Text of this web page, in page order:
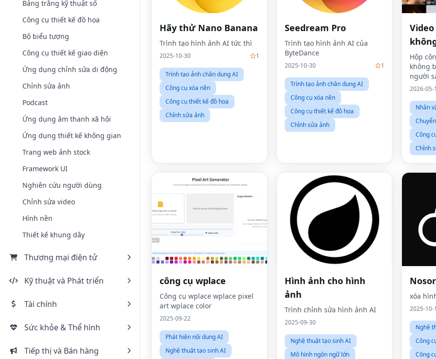
Bảng trắng kỹ thuật số
Công cụ thiết kế đồ họa
Bộ biểu tượng
Công cụ thiết kế giao diện
Ứng dụng chỉnh sửa di động
Chỉnh sửa ảnh
Podcast
Ứng dụng âm thanh xã hội
Ứng dụng thiết kế không gian
Trang web ảnh stock
Framework UI
Nghiên cứu người dùng
Chỉnh sửa video
Hình nền
Thiết kế khung dây
Thương mại điện tử
Kỹ thuật và Phát triển
Tài chính
Sức khỏe & Thể hình
Tiếp thị và Bán hàng
Hãy thử Nano Banana
Trình tạo hình ảnh AI tức thì
2025-10-30 1
Trình tạo ảnh chân dung AI
Công cụ xóa nền
Công cụ thiết kế đồ họa
Chỉnh sửa ảnh
Seedream Pro
Trình tạo hình ảnh AI của
ByteDance
2025-10-30 1
Trình tạo ảnh chân dung AI
Công cụ xóa nền
Công cụ thiết kế đồ họa
Chỉnh sửa ảnh
của
Hộp
không
người
chuyển
hình
giọng
mặt
2026-05-
Nhân
Công
Chỉnh
công cụ wplace
Công cụ wplace wplace pixel
art wplace color
2025-09-22
Phát hiện nội dung AI
Nghệ thuật tạo sinh AI
Hình ảnh cho hình
ảnh
Trình chỉnh sửa hình ảnh AI
2025-09-30
Nghệ thuật tạo sinh AI
Mô hình ngôn ngữ lớn
xóa
2025-10-
Nghệ
Công
Công